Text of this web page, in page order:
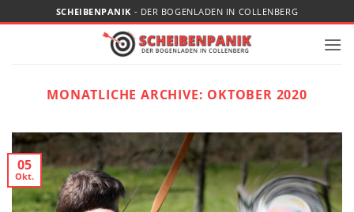
Inhalt
SCHEIBENPANIK - DER BOGENLADEN IN COLLENBERG
MONATLICHE ARCHIVE: OKTOBER 2020
05
Okt.